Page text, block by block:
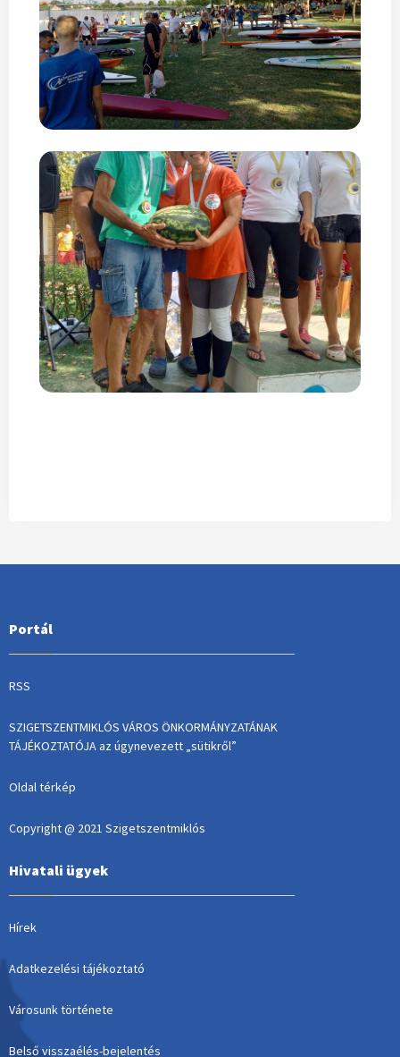
Portál
RSS
SZIGETSZENTMIKLÓS VÁROS ÖNKORMÁNYZATÁNAK
TÁJÉKOZTATÓJA az úgynevezett „sütikről”
Oldal térkép
Copyright @ 2021 Szigetszentmiklós
Hivatali ügyek
Hírek
Adatkezelési tájékoztató
Városunk története
Belső visszaélés-bejelentés